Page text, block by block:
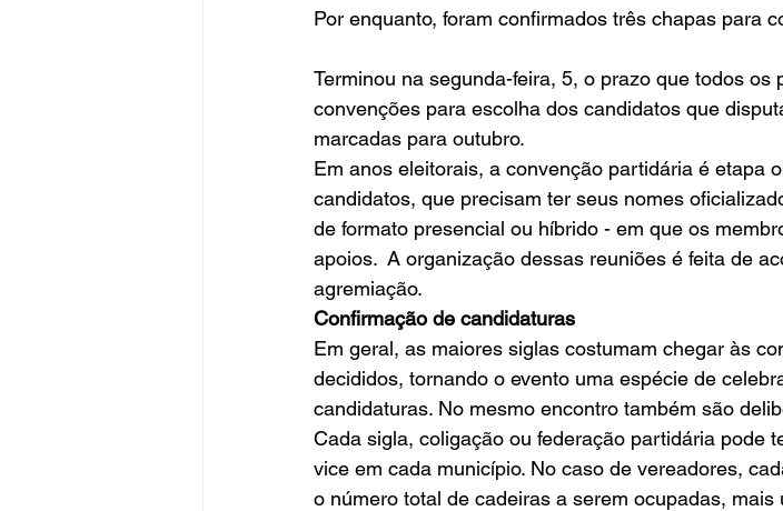
Por enquanto, foram confirmados três chapas para
Terminou na segunda-feira, 5, o prazo que todos
convenções para escolha dos candidatos que
marcadas para outubro.
Em anos eleitorais, a convenção partidária é etapa
candidatos, que precisam ter seus nomes
de formato presencial ou híbrido - em que os
apoios.  A organização dessas reuniões é feita de
agremiação.
Confirmação de candidaturas
Em geral, as maiores siglas costumam chegar às
decididos, tornando o evento uma espécie de
candidaturas. No mesmo encontro também são
Cada sigla, coligação ou federação partidária pode
vice em cada município. No caso de vereadores,
o número total de cadeiras a serem ocupadas, mais